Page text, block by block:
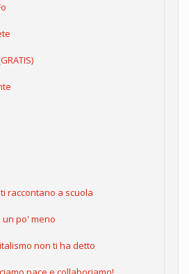
raccontano a scuola
un po' meno
non ti ha detto